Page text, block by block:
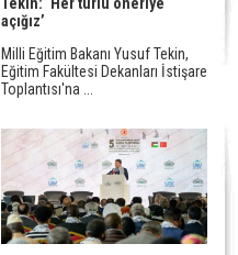
açığız’
Milli Eğitim Bakanı Yusuf Tekin,
Eğitim Fakültesi Dekanları İstişare
Toplantısı'na ...